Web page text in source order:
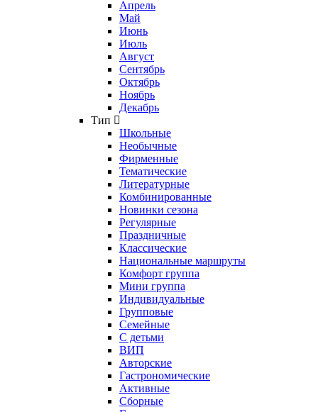
Апрель
Май
Июнь
Июль
Август
Сентябрь
Октябрь
Ноябрь
Декабрь
Тип
Школьные
Необычные
Фирменные
Тематические
Литературные
Комбинированные
Новинки сезона
Регулярные
Праздничные
Классические
Национальные маршруты
Комфорт группа
Мини группа
Индивидуальные
Групповые
Семейные
С детьми
ВИП
Авторские
Гастрономические
Активные
Сборные